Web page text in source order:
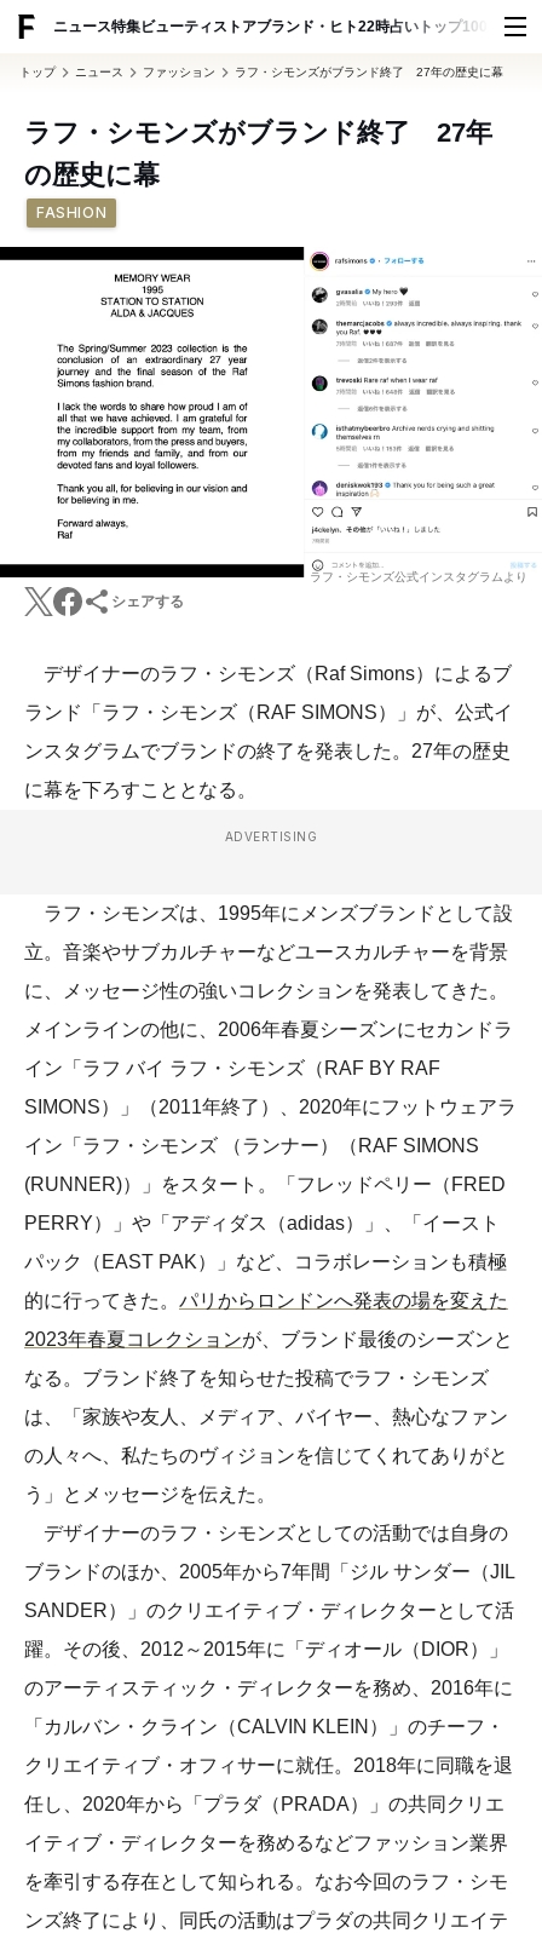
ニュース特集ビューティ ストアブランド・ヒト22時占い トップ100 スナッ
トップ ニュース ファッション ラフ・シモンズがブランド終了 27年の歴史に幕
ラフ・シモンズがブランド終了 27年
の歴史に幕
FASHION
ラフ・シモンズ公式インスタグラムより
シェアする
デザイナーのラフ・シモンズ（Raf Simons）によるブ
ランド「ラフ・シモンズ（RAF SIMONS）」が、公式イ
ンスタグラムでブランドの終了を発表した。27年の歴史
に幕を下ろすこととなる。
ADVERTISING
ラフ・シモンズは、1995年にメンズブランドとして設
立。音楽やサブカルチャーなどユースカルチャーを背景
に、メッセージ性の強いコレクションを発表してきた。
メインラインの他に、2006年春夏シーズンにセカンドラ
イン「ラフ バイ ラフ・シモンズ（RAF BY RAF
SIMONS）」（2011年終了）、2020年にフットウェアラ
イン「ラフ・シモンズ （ランナー）（RAF SIMONS
(RUNNER)）」をスタート。「フレッドペリー（FRED
PERRY）」や「アディダス（adidas）」、「イースト
パック（EAST PAK）」など、コラボレーションも積極
的に行ってきた。 パリからロンドンへ発表の場を変えた
2023年春夏コレクションが、ブランド最後のシーズンと
なる。ブランド終了を知らせた投稿でラフ・シモンズ
は、「家族や友人、メディア、バイヤー、熱心なファン
の人々へ、私たちのヴィジョンを信じてくれてありがと
う」とメッセージを伝えた。
デザイナーのラフ・シモンズとしての活動では自身の
ブランドのほか、2005年から7年間「ジル サンダー（JIL
SANDER）」のクリエイティブ・ディレクターとして活
躍。その後、2012～2015年に「ディオール（DIOR）」
のアーティスティック・ディレクターを務め、2016年に
「カルバン・クライン（CALVIN KLEIN）」のチーフ・
クリエイティブ・オフィサーに就任。2018年に同職を退
任し、2020年から「プラダ（PRADA）」の共同クリエ
イティブ・ディレクターを務めるなどファッション業界
を牽引する存在として知られる。なお今回のラフ・シモ
ンズ終了により、同氏の活動はプラダの共同クリエイテ